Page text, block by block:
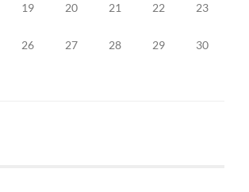
19 20 21 22 23
26 27 28 29 30